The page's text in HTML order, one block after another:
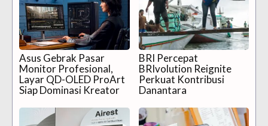
Asus Gebrak Pasar
Monitor Profesional,
Layar QD-OLED ProArt
Siap Dominasi Kreator
BRI Percepat
BRIvolution Reignite
Perkuat Kontribusi
Danantara